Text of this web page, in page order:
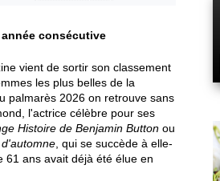
consécutive
vient de sortir son classement
les plus belles de la
palmarès 2026 on retrouve sans
l'actrice célèbre pour ses
Histoire de Benjamin Button ou
, qui se succède à elle-
61 ans avait déjà été élue en